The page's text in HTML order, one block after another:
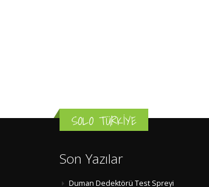
SOLO TÜRKİYE
Son Yazılar
Duman Dedektörü Test Spreyi